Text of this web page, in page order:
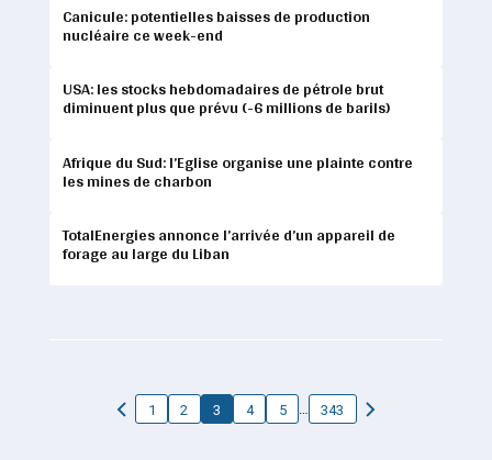
Canicule: potentielles baisses de production
nucléaire ce week-end
USA: les stocks hebdomadaires de pétrole brut
diminuent plus que prévu (-6 millions de barils)
Afrique du Sud: l’Eglise organise une plainte contre
les mines de charbon
TotalEnergies annonce l’arrivée d’un appareil de
forage au large du Liban
1 2 3 4 5 … 343